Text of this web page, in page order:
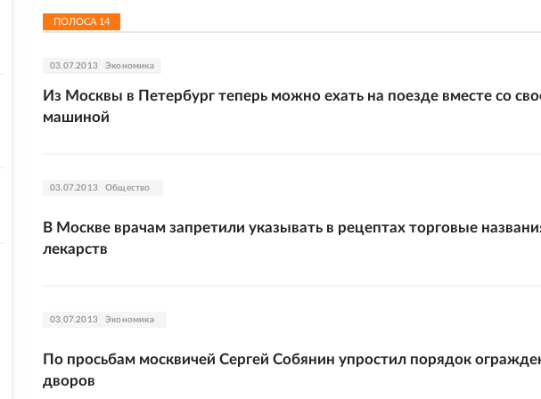
ПОЛОСА 14
03.07.2013 Экономика
Из Москвы в Петербург теперь можно ехать на поезде вместе со
машиной
03.07.2013 Общество
В Москве врачам запретили указывать в рецептах торговые
лекарств
03.07.2013 Экономика
По просьбам москвичей Сергей Собянин упростил порядок
дворов